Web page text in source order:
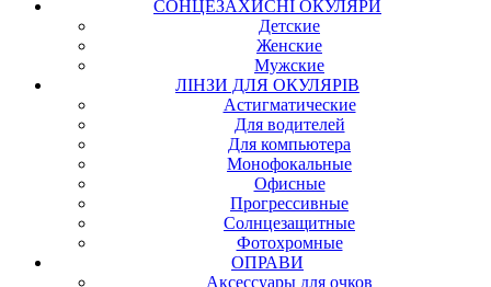
СОНЦЕЗАХИСНІ ОКУЛЯРИ
Детские
Женские
Мужские
ЛІНЗИ ДЛЯ ОКУЛЯРІВ
Астигматические
Для водителей
Для компьютера
Монофокальные
Офисные
Прогрессивные
Солнцезащитные
Фотохромные
ОПРАВИ
Аксессуары для очков